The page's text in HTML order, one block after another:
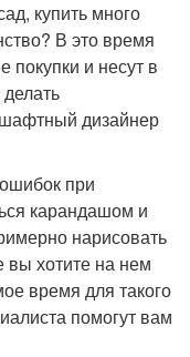
купить много
В это время
покупки и несут в
дизайнер
при
карандашом и
нарисовать
вы хотите на нем
время для такого
помогут вам